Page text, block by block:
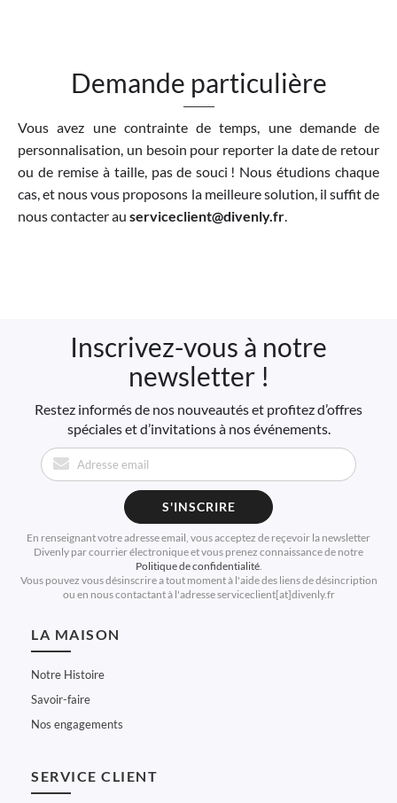
Demande particulière
Vous avez une contrainte de temps, une demande de
personnalisation, un besoin pour reporter la date de retour
ou de remise à taille, pas de souci ! Nous étudions chaque
cas, et nous vous proposons la meilleure solution, il suffit de
nous contacter au serviceclient@divenly.fr.
Inscrivez-vous à notre
newsletter !
Restez informés de nos nouveautés et profitez d’offres
spéciales et d’invitations à nos événements.
S'INSCRIRE
En renseignant votre adresse email, vous acceptez de reçevoir la newsletter
Divenly par courrier électronique et vous prenez connaissance de notre
Politique de confidentialité.
Vous pouvez vous désinscrire a tout moment à l'aide des liens de désincription
ou en nous contactant à l'adresse serviceclient[at]divenly.fr
LA MAISON
Notre Histoire
Savoir-faire
Nos engagements
SERVICE CLIENT